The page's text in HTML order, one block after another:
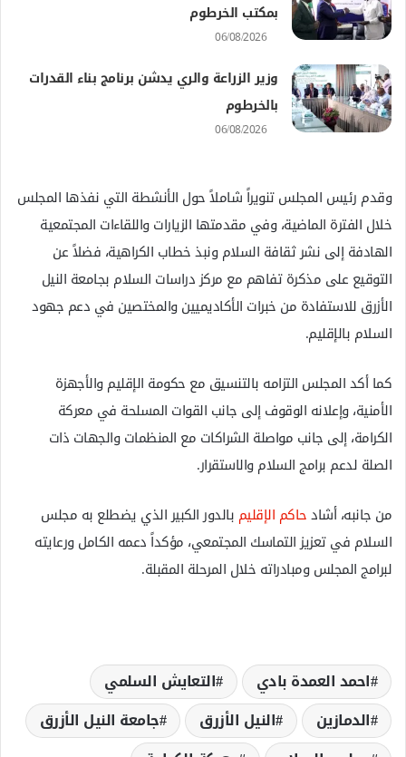
بمكتب الخرطوم
06/08/2026
وزير الزراعة والري يدشن برنامج بناء القدرات
بالخرطوم
06/08/2026
وقدم رئيس المجلس تنويراً شاملاً حول الأنشطة التي نفذها المجلس
خلال الفترة الماضية، وفي مقدمتها الزيارات واللقاءات المجتمعية
الهادفة إلى نشر ثقافة السلام ونبذ خطاب الكراهية، فضلاً عن
التوقيع على مذكرة تفاهم مع مركز دراسات السلام بجامعة النيل
الأزرق للاستفادة من خبرات الأكاديميين والمختصين في دعم جهود
السلام بالإقليم.
كما أكد المجلس التزامه بالتنسيق مع حكومة الإقليم والأجهزة
الأمنية، وإعلانه الوقوف إلى جانب القوات المسلحة في معركة
الكرامة، إلى جانب مواصلة الشراكات مع المنظمات والجهات ذات
الصلة لدعم برامج السلام والاستقرار.
من جانبه، أشادحاكم الإقليم بالدور الكبير الذي يضطلع به مجلس
السلام في تعزيز التماسك المجتمعي، مؤكداً دعمه الكامل ورعايته
لبرامج المجلس ومبادراته خلال المرحلة المقبلة.
احمد العمدة بادي
التعايش السلمي
الدمازين
النيل الأزرق
جامعة النيل الأزرق